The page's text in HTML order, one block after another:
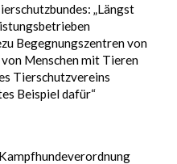
„Längst
Begegnungszentren von
Menschen mit Tieren
Tierschutzvereins
Beispiel dafür“